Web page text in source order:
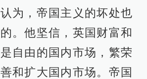
为，帝国主义的坏处也
。他坚信，英国财富和
自由的国内市场，繁荣
和扩大国内市场。帝国